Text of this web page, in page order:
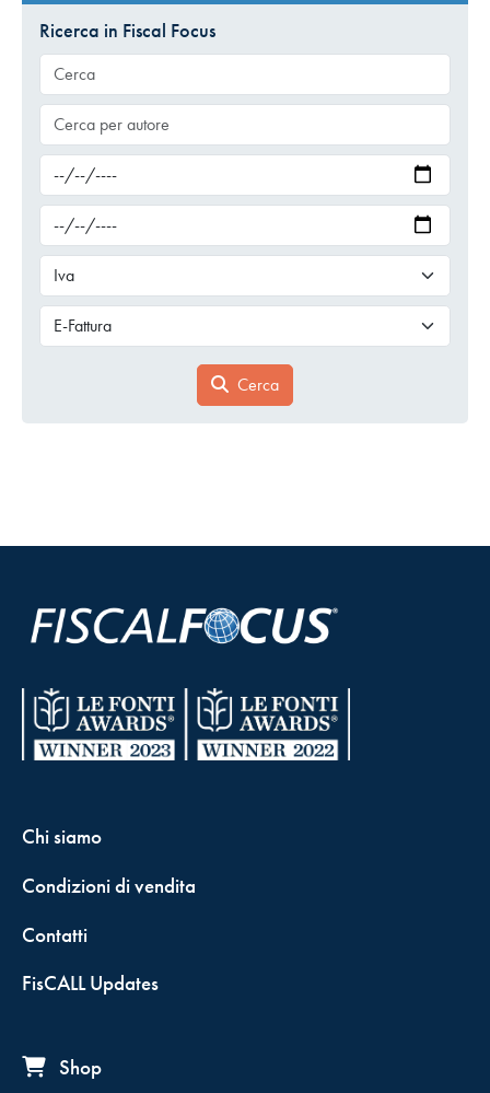
Ricerca in Fiscal Focus
Cerca
Chi siamo
Condizioni di vendita
Contatti
FisCALL Updates
Shop